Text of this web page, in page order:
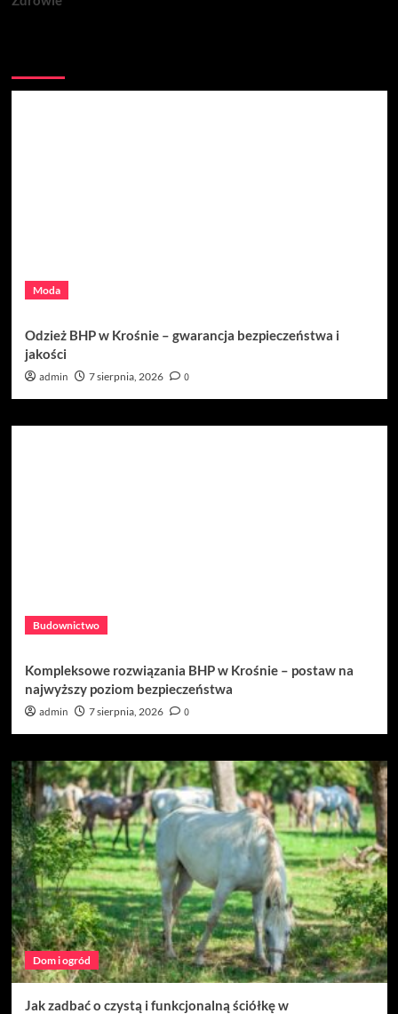
Moda
Odzież BHP w Krośnie – gwarancja bezpieczeństwa i
jakości
admin 7 sierpnia, 2026 0
Budownictwo
Kompleksowe rozwiązania BHP w Krośnie – postaw na
najwyższy poziom bezpieczeństwa
admin 7 sierpnia, 2026 0
Dom i ogród
Jak zadbać o czystą i funkcjonalną ściółkę w